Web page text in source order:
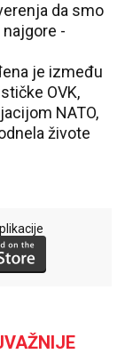
da smo
najgore -
je između
OVK,
NATO,
živote